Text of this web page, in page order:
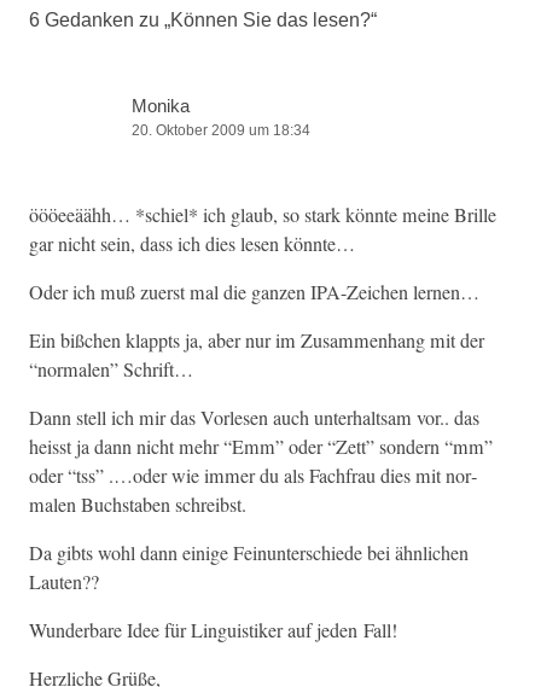
6 Gedanken zu „Können Sie das lesen?“
Monika
20. Oktober 2009 um 18:34
öööeeäähh… *schiel* ich glaub, so stark kön­nte meine Brille
gar nicht sein, dass ich dies lesen könnte…
Oder ich muß zuerst mal die ganzen IPA-Zeichen lernen…
Ein bißchen klappts ja, aber nur im Zusam­men­hang mit der
“nor­malen” Schrift…
Dann stell ich mir das Vor­lesen auch unter­halt­sam vor.. das
heisst ja dann nicht mehr “Emm” oder “Zett” son­dern “mm”
oder “tss” .…oder wie immer du als Fach­frau dies mit nor­
malen Buch­staben schreibst.
Da gibts wohl dann einige Fei­n­un­ter­schiede bei ähn­lichen
Lauten??
Wun­der­bare Idee für Lin­guis­tik­er auf jeden Fall!
Her­zliche Grüße,